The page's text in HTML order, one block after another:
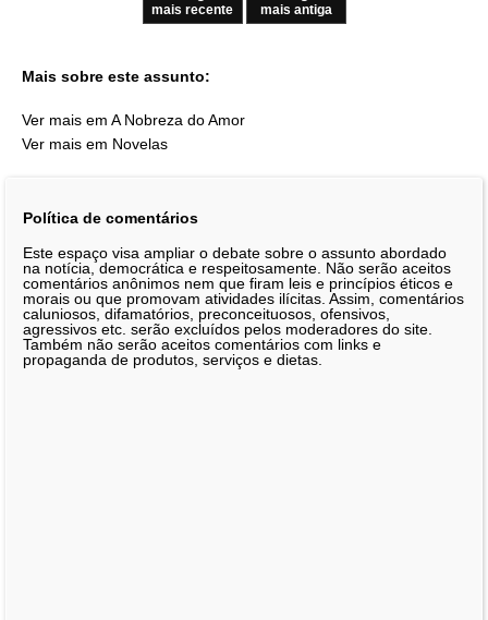
mais recente
mais antiga
Mais sobre este assunto:
Ver mais em A Nobreza do Amor
Ver mais em Novelas
Política de comentários
Este espaço visa ampliar o debate sobre o assunto abordado
na notícia, democrática e respeitosamente. Não serão aceitos
comentários anônimos nem que firam leis e princípios éticos e
morais ou que promovam atividades ilícitas. Assim, comentários
caluniosos, difamatórios, preconceituosos, ofensivos,
agressivos etc. serão excluídos pelos moderadores do site.
Também não serão aceitos comentários com links e
propaganda de produtos, serviços e dietas.